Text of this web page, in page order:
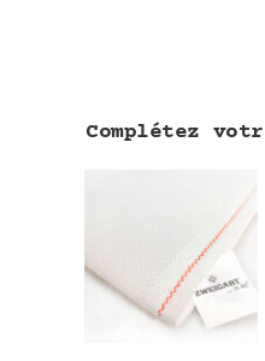
Complétez
A
VARIATIONS.